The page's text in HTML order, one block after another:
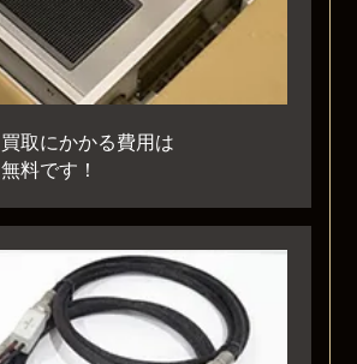
買取にかかる費用は
無料です！